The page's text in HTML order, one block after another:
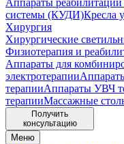
Аппараты
системы (КУДИ)Кресла
Хирургия
Хирургические
Физиотерапия и
Аппараты для
электротерапии
терапииАппараты УВЧ
терапииМассажные
Получить
консультацию
Меню